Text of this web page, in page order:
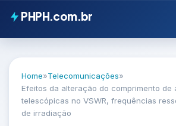
PHPH.com.br
Home»Telecomunicações»
Efeitos da alteração do comprimento de
telescópicas no VSWR, frequências
de irradiação